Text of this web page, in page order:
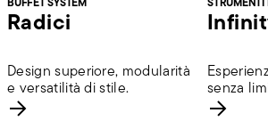
Radici
Design superiore, modularità
e versatilità di stile.
senza